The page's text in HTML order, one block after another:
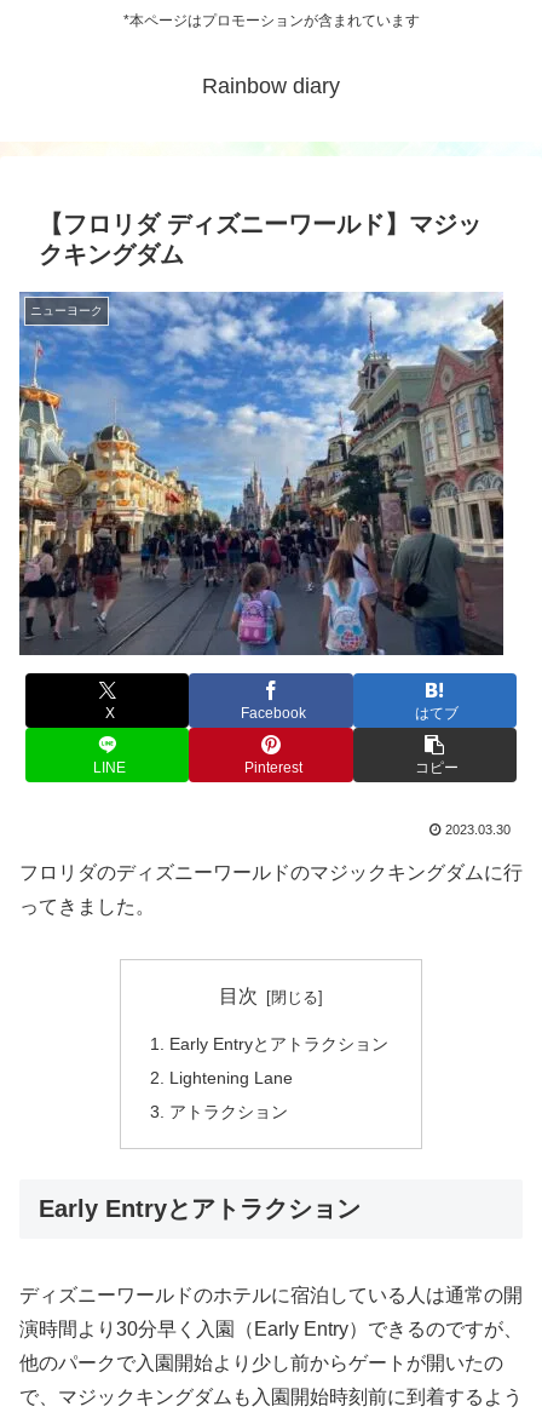
*本ページはプロモーションが含まれています
Rainbow diary
【フロリダ ディズニーワールド】マジッ
クキングダム
ニューヨーク
X Facebook はてブ
LINE Pinterest コピー
2023.03.30
フロリダのディズニーワールドのマジックキングダムに行
ってきました。
目次
Early Entryとアトラクション
Lightening Lane
アトラクション
Early Entryとアトラクション
ディズニーワールドのホテルに宿泊している人は通常の開
演時間より30分早く入園（Early Entry）できるのですが、
他のパークで入園開始より少し前からゲートが開いたの
で、マジックキングダムも入園開始時刻前に到着するよう